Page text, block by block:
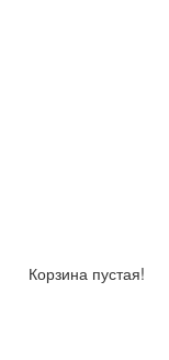
Корзина пустая!